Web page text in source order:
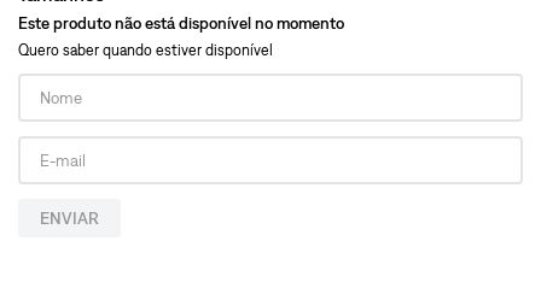
Este produto não está disponível no momento
Quero saber quando estiver disponível
ENVIAR